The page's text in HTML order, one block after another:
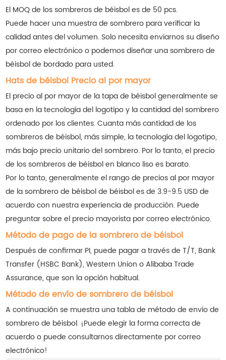
El MOQ de los sombreros de béisbol es de 50 pcs.
Puede hacer una muestra de sombrero para verificar la
calidad antes del volumen. Solo necesita enviarnos su diseño
por correo electrónico o podemos diseñar una sombrero de
béisbol de bordado para usted.
Hats de béisbol Precio al por mayor
El precio al por mayor de la tapa de béisbol generalmente se
basa en la tecnología del logotipo y la cantidad del sombrero
ordenado por los clientes. Cuanta más cantidad de los
sombreros de béisbol, más simple, la tecnología del logotipo,
más bajo precio unitario del sombrero. Por lo tanto, el precio
de los sombreros de béisbol en blanco liso es barato.
Por lo tanto, generalmente el rango de precios al por mayor
de la sombrero de béisbol de béisbol es de 3.9-9.5 USD de
acuerdo con nuestra experiencia de producción. Puede
preguntar sobre el precio mayorista por correo electrónico.
Método de pago de la sombrero de béisbol
Después de confirmar PI, puede pagar a través de T/T, Bank
Transfer (HSBC Bank), Western Union o Alibaba Trade
Assurance, que son la opción habitual.
Método de envío de sombrero de béisbol
A continuación se muestra una tabla de método de envío de
sombrero de béisbol. ¡Puede elegir la forma correcta de
acuerdo o puede consultarnos directamente por correo
electrónico!